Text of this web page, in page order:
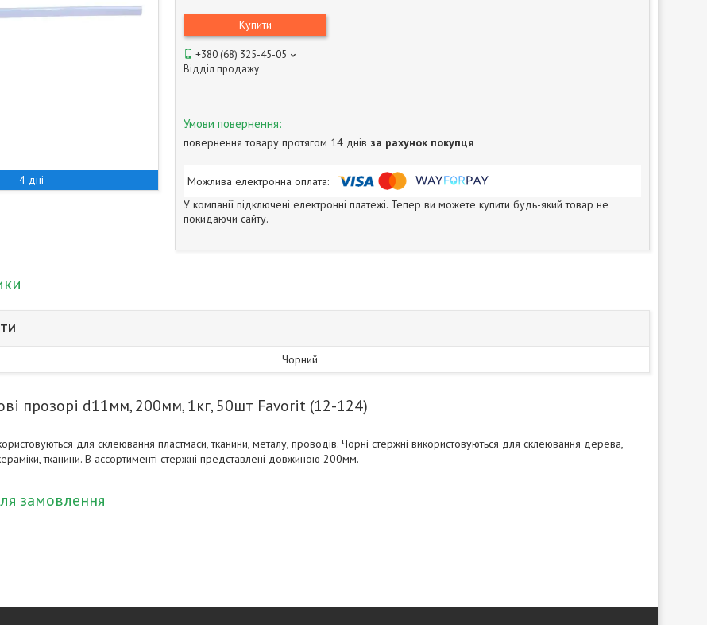
4 дні
Купити
+380 (68) 325-45-05
Відділ продажу
повернення товару протягом 14 днів за рахунок покупця
У компанії підключені електронні платежі. Тепер ви можете купити будь-який товар не
покидаючи сайту.
Чорний
прозорі d11мм, 200мм, 1кг, 50шт Favorit (12-124)
для склеювання пластмаси, тканини, металу, проводів. Чорні стержні використовуються для склеювання дерева,
тканини. В ассортименті стержні представлені довжиною 200мм.
замовлення